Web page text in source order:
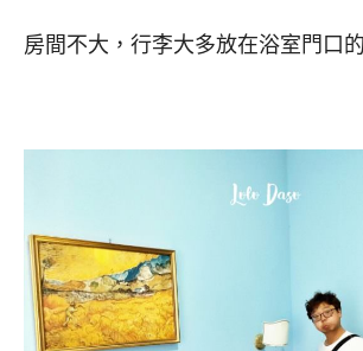
房間不大，行李大多放在浴室門口